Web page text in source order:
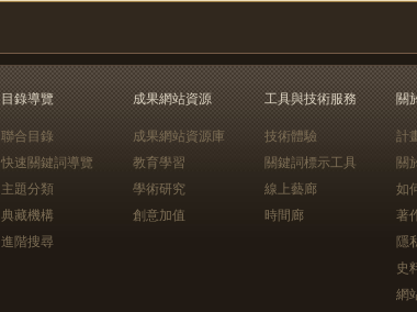
目錄導覽
聯合目錄
快速關鍵詞導覽
主題分類
典藏機構
進階搜尋
成果網站資源
成果網站資源庫
教育學習
學術研究
創意加值
工具與技術服務
技術體驗
關鍵詞標示工具
線上藝廊
時間廊
關
計
關
如
著
隱
史
網